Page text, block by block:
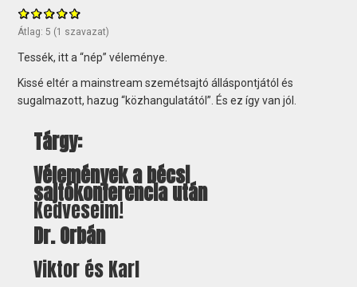
Átlag: 5 (1 szavazat)
Tessék, itt a “nép” véleménye.
Kissé eltér a mainstream szemétsajtó álláspontjától és
sugalmazott, hazug “közhangulatától”. És ez így van jól.
Tárgy:
Vélemények a bécsi
sajtókonferencia után
Kedveseim!
Dr. Orbán
Viktor és Karl